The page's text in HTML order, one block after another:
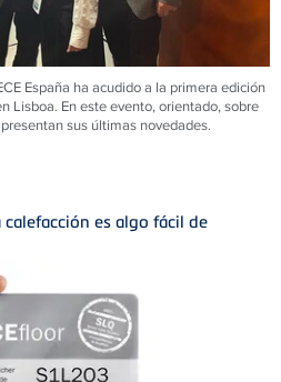
España ha acudido a la primera edición
Lisboa. En este evento, orientado, sobre
sus últimas novedades.
es algo fácil de